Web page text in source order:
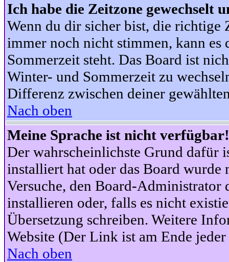
Ich habe die Zeitzone gewechselt
Wenn du dir sicher bist, die richtige
immer noch nicht stimmen, kann es
Sommerzeit steht. Das Board ist
Winter- und Sommerzeit zu
Differenz zwischen deiner
Nach oben
Meine Sprache ist nicht verfügbar!
Der wahrscheinlichste Grund dafür
installiert hat oder das Board wurde
Versuche, den Board-Administrator
installieren oder, falls es nicht
Übersetzung schreiben. Weitere
Website (Der Link ist am Ende jeder
Nach oben